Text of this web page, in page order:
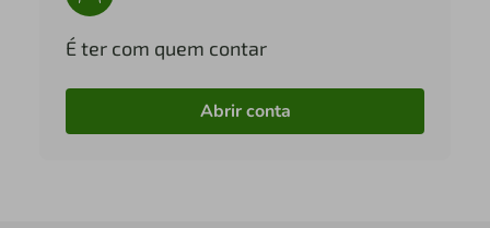
É ter com quem contar
Abrir conta